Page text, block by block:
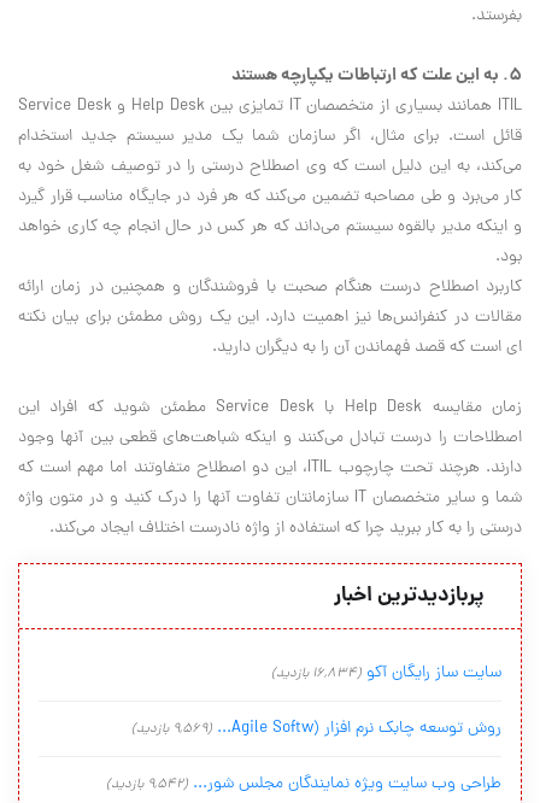
بفرستد.
۵. به این علت که ارتباطات يكپارچه هستند
ITIL همانند بسیاری از متخصصان IT تمایزی بین Help Desk و Service Desk
قائل است. برای مثال، اگر سازمان شما یک مدیر سیستم جدید استخدام
می‌کند، به اين دليل است که وی اصطلاح درستی را در توصیف شغل خود به
کار می‌برد و طی مصاحبه تضمین می‌کند که هر فرد در جایگاه مناسب قرار گيرد
و اینکه مدیر بالقوه سیستم می‌داند که هر کس در حال انجام چه کاری خواهد
بود.
کاربرد اصطلاح درست هنگام صحبت با فروشندگان و همچنین در زمان ارائه
مقالات در کنفرانس‌ها نیز اهمیت دارد. این یک روش مطمئن برای بيان نكته
ای است که قصد فهماندن آن را به ديگران دارید.
زمان مقایسه Help Desk با Service Desk مطمئن شوید که افراد این
اصطلاحات را درست تبادل می‌کنند و اینکه شباهت‌های قطعی بین آنها وجود
دارند. هرچند تحت چارچوب ITIL، این دو اصطلاح متفاوتند اما مهم است که
شما و سایر متخصصان IT سازمانتان تفاوت آنها را درک کنید و در متون واژه
درستی را به کار ببرید چرا که استفاده از واژه نادرست اختلاف ایجاد می‌کند.
پربازدیدترین اخبار
سایت ساز رایگان آکو (16,834 بازدید)
روش توسعه چابک نرم افزار (Agile Softw... (9,569 بازدید)
طراحی وب سایت ویژه نمایندگان مجلس شور... (9,542 بازدید)